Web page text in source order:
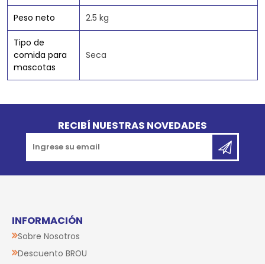
Peso neto 2.5 kg
Tipo de
comida para
mascotas
Seca
RECIBÍ NUESTRAS NOVEDADES
INFORMACIÓN
Sobre Nosotros
Descuento BROU